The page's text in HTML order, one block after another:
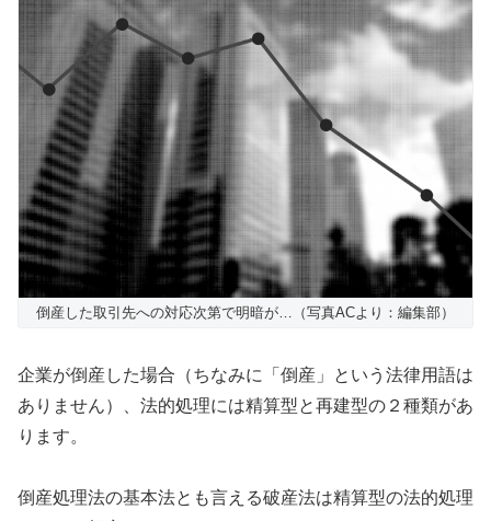
倒産した取引先への対応次第で明暗が…（写真ACより：編集部）
企業が倒産した場合（ちなみに「倒産」という法律用語は
ありません）、法的処理には精算型と再建型の２種類があ
ります。
倒産処理法の基本法とも言える破産法は精算型の法的処理